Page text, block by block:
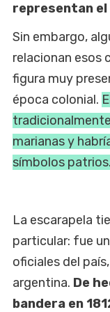
representan el
Sin embargo,
relacionan esos
figura muy
época colonial.
marianas y
símbolos patrios.
La escarapela
particular: fue
oficiales del
argentina. De
bandera en